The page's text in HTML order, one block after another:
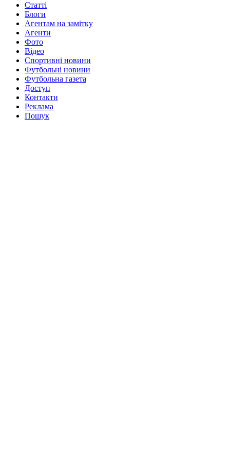
Статті
Блоги
Агентам на замітку
Агенти
Фото
Відео
Спортивні новини
Футбольні новини
Футбольна газета
Доступ
Контакти
Реклама
Пошук